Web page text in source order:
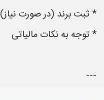
* ثبت برند (در صورت نیاز)
* توجه به نکات مالیاتی
---